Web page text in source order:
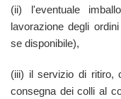
(ii) l'eventuale
lavorazione degli
se disponibile),
(iii) il servizio di ritiro,
consegna dei colli al